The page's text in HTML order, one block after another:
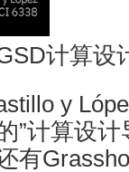
计算设
y
”计算设计
有